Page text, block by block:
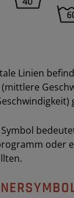
Linien
oder